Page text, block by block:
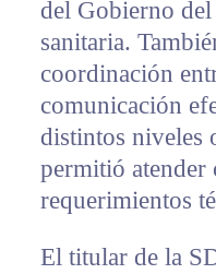
del Gobierno del
sanitaria.
coordinación
comunicación
distintos niveles
permitió atender
requerimientos
El titular de la